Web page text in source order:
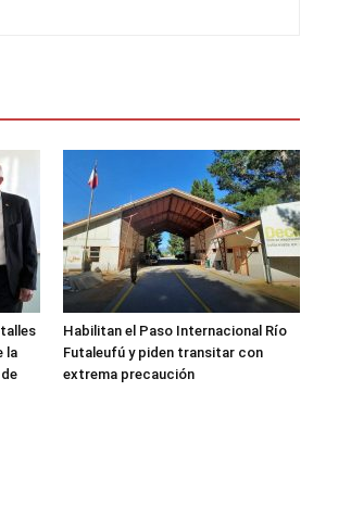
la
Habilitan el Paso Internacional Río
Futaleufú y piden transitar con
extrema precaución